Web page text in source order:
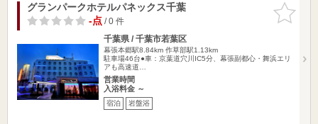
お気に入
りに追加
グランパークホテルパネックス千葉
-点/ 0 件
千葉県 / 千葉市若葉区
幕張本郷駅8.84km 作草部駅1.13km
駐車場46台●車：京葉道穴川IC5分、幕張副都心・舞浜エリ
アも高速道…
営業時間
入浴料金 ～
宿泊 岩盤浴